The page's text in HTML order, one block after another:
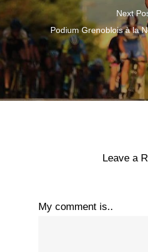
Next
Podium Grenoblois à la
Leave a
My comment is..